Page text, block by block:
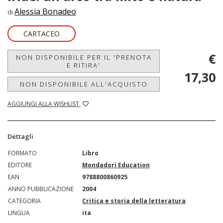
di Alessia Bonadeo
CARTACEO
NON DISPONIBILE PER IL 'PRENOTA
E RITIRA'
NON DISPONIBILE ALL'ACQUISTO
AGGIUNGI ALLA WISHLIST
€
17,30
Dettagli
FORMATO
Libro
EDITORE
Mondadori Education
EAN
9788800860925
ANNO PUBBLICAZIONE
2004
CATEGORIA
Critica e storia della letteratura
LINGUA
ita